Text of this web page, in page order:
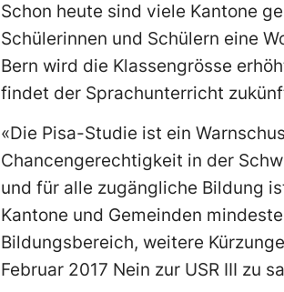
Schon heute sind viele Kantone
Schülerinnen und Schülern eine
Bern wird die Klassengrösse
findet der Sprachunterricht
«Die Pisa-Studie ist ein
Chancengerechtigkeit in der
und für alle zugängliche Bildung
Kantone und Gemeinden
Bildungsbereich, weitere
Februar 2017 Nein zur USR III zu